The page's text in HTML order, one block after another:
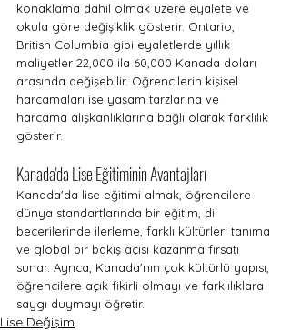
konaklama dahil olmak üzere eyalete ve
okula göre değişiklik gösterir. Ontario,
British Columbia gibi eyaletlerde yıllık
maliyetler 22,000 ila 60,000 Kanada doları
arasında değişebilir. Öğrencilerin kişisel
harcamaları ise yaşam tarzlarına ve
harcama alışkanlıklarına bağlı olarak farklılık
gösterir.
Kanada'da Lise Eğitiminin Avantajları
Kanada'da lise eğitimi almak, öğrencilere
dünya standartlarında bir eğitim, dil
becerilerinde ilerleme, farklı kültürleri tanıma
ve global bir bakış açısı kazanma fırsatı
sunar. Ayrıca, Kanada'nın çok kültürlü yapısı,
öğrencilere açık fikirli olmayı ve farklılıklara
saygı duymayı öğretir.
Lise Değişim